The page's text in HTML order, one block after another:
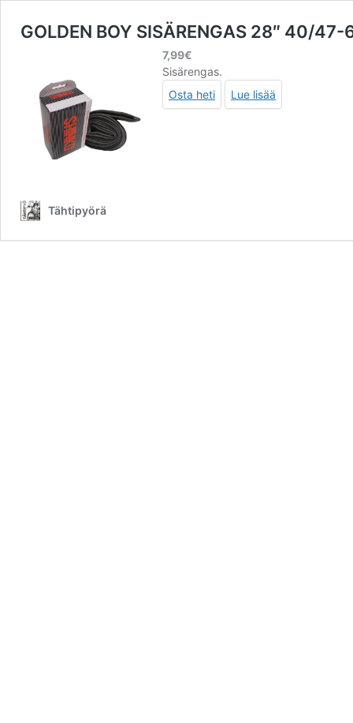
GOLDEN BOY SISÄRENGAS 28″ 40/
7,99€
Sisärengas.
Osta heti
Lue lisää
Tähtipyörä